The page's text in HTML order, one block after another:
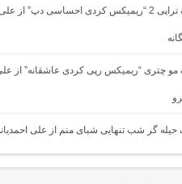
دانلود آهنگ تراپی 2 “ریمیکس کردی احساسی
مو چتری “ریمیکس رپی کردی عاشقانه” از
حیله گر شب تنهایی شبای منم از علی